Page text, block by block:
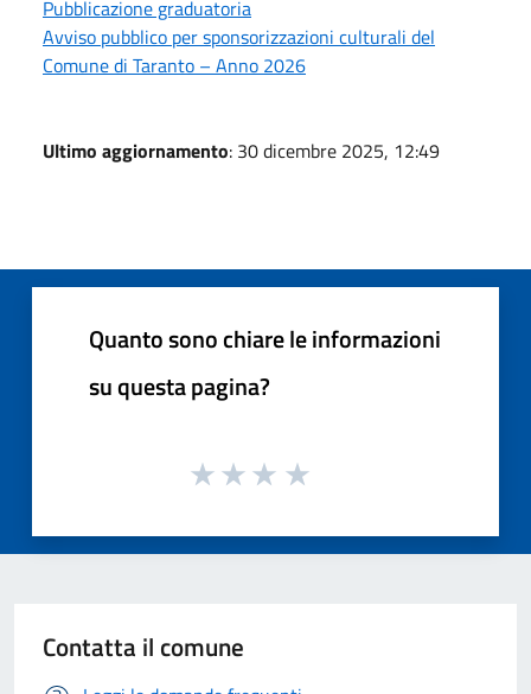
Pubblicazione graduatoria
Avviso pubblico per sponsorizzazioni culturali del
Comune di Taranto – Anno 2026
Ultimo aggiornamento: 30 dicembre 2025, 12:49
Quanto sono chiare le informazioni
su questa pagina?
Contatta il comune